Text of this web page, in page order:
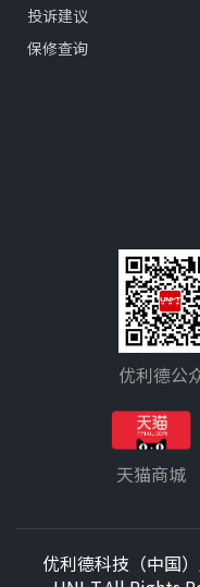
投诉建议
保修查询
优利德公
天猫商城
优利德科技（中国